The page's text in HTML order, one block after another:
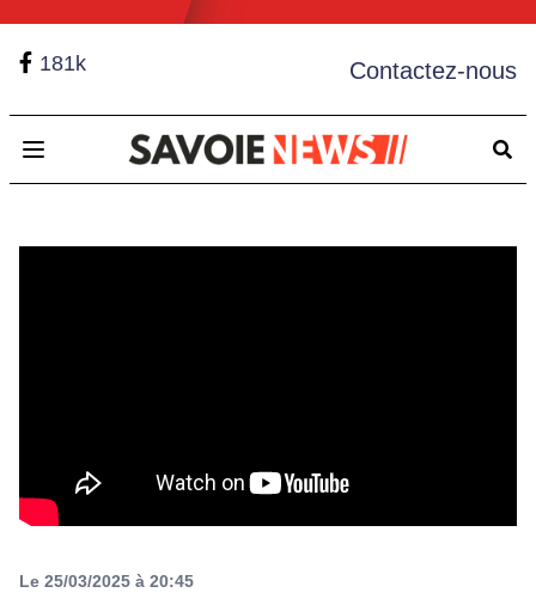
181k Contactez-nous
Open main menu
Le 25/03/2025 à 20:45